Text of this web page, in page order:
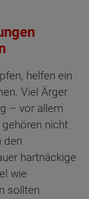
helfen ein
Viel Ärger
– vor allem
nicht
den
hartnäckige
wie
sollten